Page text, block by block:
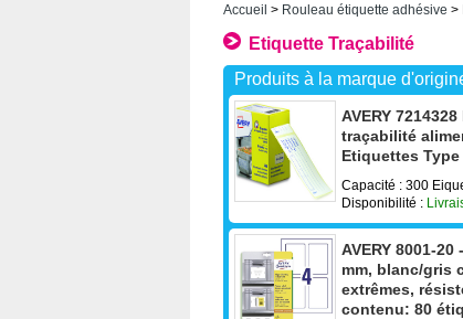
Accueil > Rouleau étiquette adhésive >
Etiquette Traçabilité
Produits à la marque
AVERY
traçabilité
Etiquettes Type
Capacité : 300
Disponibilité :
AVERY 8001-
mm, blanc/gris
extrêmes,
contenu: 80